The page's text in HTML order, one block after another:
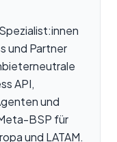
und Partner
API,
und
BSP für
und LATAM.